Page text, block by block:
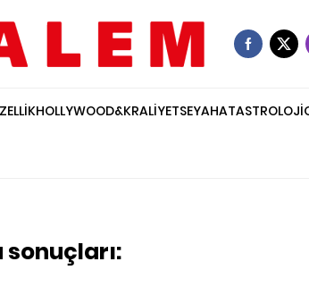
HOLLYWOOD&KRALİYETSEYAHATASTROLOJİ